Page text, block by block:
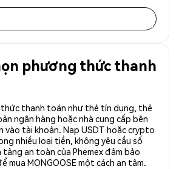
phương thức thanh
thức thanh toán như thẻ tín dụng, thẻ
ngân hàng hoặc nhà cung cấp bên
vào tài khoản. Nạp USDT hoặc crypto
nhiều loại tiền, không yêu cầu số
an toàn của Phemex đảm bảo
mua MONGOOSE một cách an tâm.